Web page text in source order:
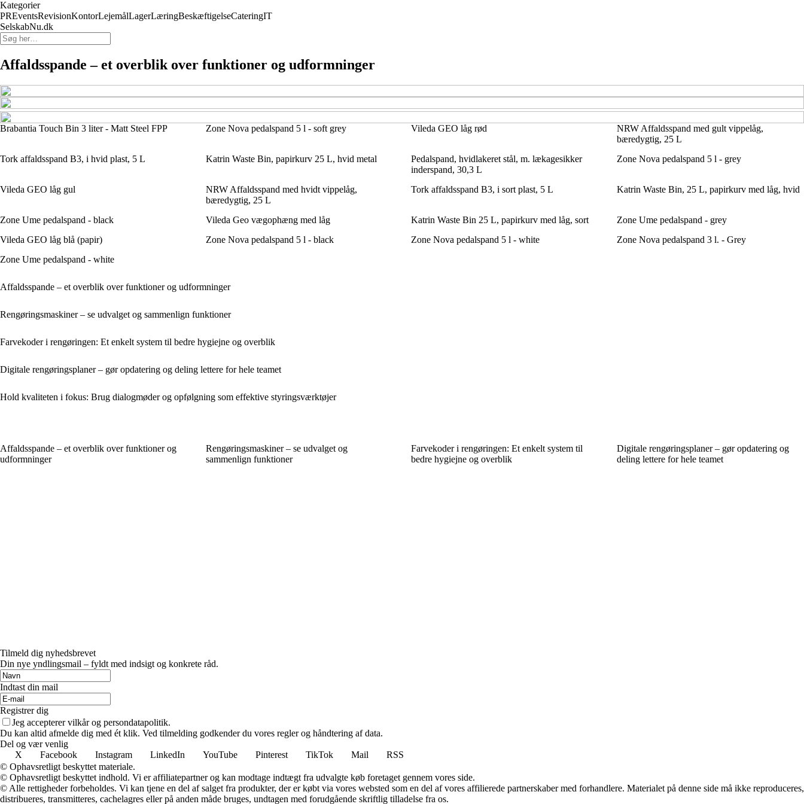
Kategorier
PREventsRevisionKontorLejemålLagerLæringBeskæftigelseCateringIT
SelskabNu.dk
Affaldsspande – et overblik over funktioner og udformninger
Brabantia Touch Bin 3 liter - Matt Steel FPP Zone Nova pedalspand 5 l - soft grey Vileda GEO låg rød
NRW Affaldsspand med gult vippelåg,
bæredygtig, 25 L
Tork affaldsspand B3, i hvid plast, 5 L
Katrin Waste Bin, papirkurv 25 L, hvid metal
Pedalspand, hvidlakeret stål, m. lækagesikker
inderspand, 30,3 L
Zone Nova pedalspand 5 l - grey
Vileda GEO låg gul
NRW Affaldsspand med hvidt vippelåg,
bæredygtig, 25 L
Tork affaldsspand B3, i sort plast, 5 L Katrin Waste Bin, 25 L, papirkurv med låg, hvid
Zone Ume pedalspand - black Vileda Geo vægophæng med låg Katrin Waste Bin 25 L, papirkurv med låg, sort
Zone Ume pedalspand - grey
Vileda GEO låg blå (papir)
Zone Nova pedalspand 5 l - black Zone Nova pedalspand 5 l - white
Zone Nova pedalspand 3 l. - Grey
Zone Ume pedalspand - white
Affaldsspande – et overblik over funktioner og udformninger
Rengøringsmaskiner – se udvalget og sammenlign funktioner
Farvekoder i rengøringen: Et enkelt system til bedre hygiejne og overblik
Digitale rengøringsplaner – gør opdatering og deling lettere for hele teamet
Hold kvaliteten i fokus: Brug dialogmøder og opfølgning som effektive styringsværktøjer
Affaldsspande – et overblik over funktioner og
udformninger
Rengøringsmaskiner – se udvalget og
sammenlign funktioner
Farvekoder i rengøringen: Et enkelt system til
bedre hygiejne og overblik
Digitale rengøringsplaner – gør opdatering og
deling lettere for hele teamet
Tilmeld dig nyhedsbrevet
Din nye yndlingsmail – fyldt med indsigt og konkrete råd.
Indtast din mail
Registrer dig
Jeg accepterer vilkår og persondatapolitik.
Du kan altid afmelde dig med ét klik. Ved tilmelding godkender du vores regler og håndtering af data.
Del og vær venlig
X
Facebook Instagram LinkedIn YouTube Pinterest TikTok Mail
RSS
© Ophavsretligt beskyttet materiale.
© Ophavsretligt beskyttet indhold. Vi er affiliatepartner og kan modtage indtægt fra udvalgte køb foretaget gennem vores side.
© Alle rettigheder forbeholdes. Vi kan tjene en del af salget fra produkter, der er købt via vores websted som en del af vores affilierede partnerskaber med forhandlere. Materialet på denne side må ikke reproduceres,
distribueres, transmitteres, cachelagres eller på anden måde bruges, undtagen med forudgående skriftlig tilladelse fra os.